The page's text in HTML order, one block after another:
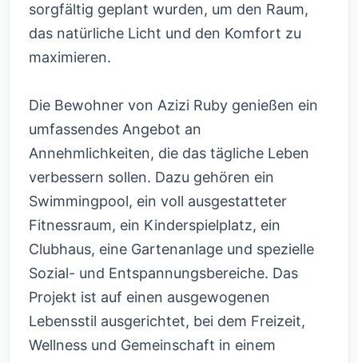
sorgfältig geplant wurden, um den Raum,
das natürliche Licht und den Komfort zu
maximieren.
Die Bewohner von Azizi Ruby genießen ein
umfassendes Angebot an
Annehmlichkeiten, die das tägliche Leben
verbessern sollen. Dazu gehören ein
Swimmingpool, ein voll ausgestatteter
Fitnessraum, ein Kinderspielplatz, ein
Clubhaus, eine Gartenanlage und spezielle
Sozial- und Entspannungsbereiche. Das
Projekt ist auf einen ausgewogenen
Lebensstil ausgerichtet, bei dem Freizeit,
Wellness und Gemeinschaft in einem